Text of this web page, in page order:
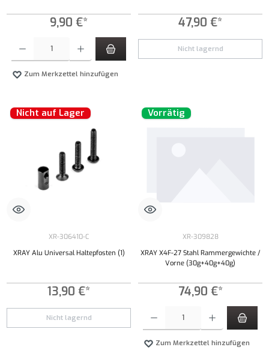
9,90 €*
Produkt Anzahl: Gib den gewünschten Wert ein oder benutze die Schaltflächen um die
Zum Merkzettel hinzufügen
47,90 €*
Nicht lagernd
Nicht auf Lager
XR-306410-C
XRAY Alu Universal Haltepfosten (1)
13,90 €*
Nicht lagernd
Vorrätig
XR-309828
XRAY X4F-27 Stahl Rammergewichte /
Vorne (30g+40g+40g)
74,90 €*
Zum Merkzettel hinzufügen